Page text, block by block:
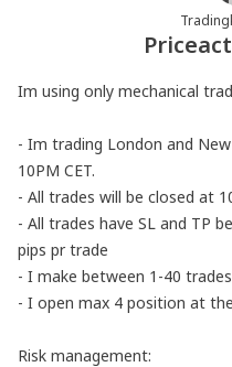
Im using only mechanical
- Im trading London and
10PM CET.
- All trades will be closed at
- All trades have SL and TP
pips pr trade
- I make between 1-40
- I open max 4 position at
Risk management: